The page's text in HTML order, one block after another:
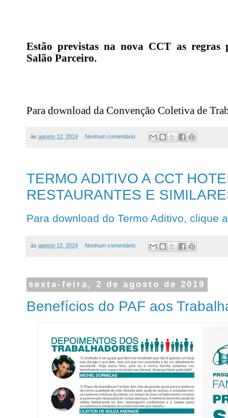
Estão previstas na nova CCT as regras
Salão Parceiro.
Para download da Convenção Coletiva de
às agosto 12, 2019 Nenhum comentário:
TERMO ADITIVO A CCT
RESTAURANTES E
Para download do Termo Aditivo, clique
às agosto 12, 2019 Nenhum comentário:
sexta-feira, 2 de agosto de 2019
Benefícios do PAF aos